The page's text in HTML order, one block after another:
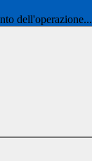
dell'operazione...